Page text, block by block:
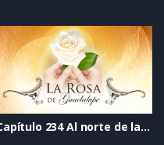
Capítulo 234 Al norte de la esperanza